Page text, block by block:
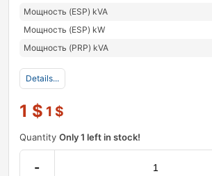
Мощность (ESP) kVA
Мощность (ESP) kW
Мощность (PRP) kVA
Details...
1 $ 1 $
Quantity Only 1 left in stock!
-